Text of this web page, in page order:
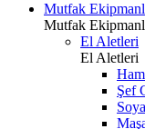
Mutfak
Mutfak
El Aletleri
El Aletleri
Şef